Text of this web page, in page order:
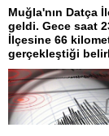
Muğla'nın Datça
geldi. Gece saat
İlçesine 66
gerçekleştiği